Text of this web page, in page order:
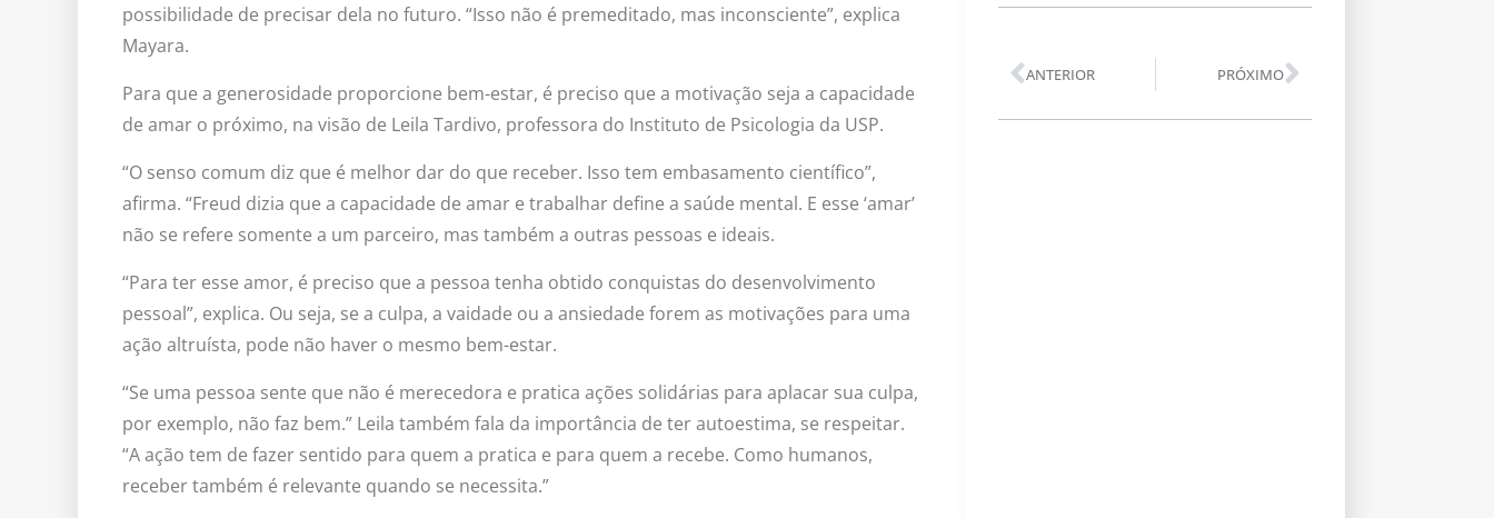
possibilidade de precisar dela no futuro. “Isso não é premeditado, mas inconsciente”, explica
Mayara.
Para que a generosidade proporcione bem-estar, é preciso que a motivação seja a capacidade
de amar o próximo, na visão de Leila Tardivo, professora do Instituto de Psicologia da USP.
“O senso comum diz que é melhor dar do que receber. Isso tem embasamento científico”,
afirma. “Freud dizia que a capacidade de amar e trabalhar define a saúde mental. E esse ‘amar’
não se refere somente a um parceiro, mas também a outras pessoas e ideais.
“Para ter esse amor, é preciso que a pessoa tenha obtido conquistas do desenvolvimento
pessoal”, explica. Ou seja, se a culpa, a vaidade ou a ansiedade forem as motivações para uma
ação altruísta, pode não haver o mesmo bem-estar.
“Se uma pessoa sente que não é merecedora e pratica ações solidárias para aplacar sua culpa,
por exemplo, não faz bem.” Leila também fala da importância de ter autoestima, se respeitar.
“A ação tem de fazer sentido para quem a pratica e para quem a recebe. Como humanos,
receber também é relevante quando se necessita.”
Anterior
ANTERIOR PRÓXIMOPróximo